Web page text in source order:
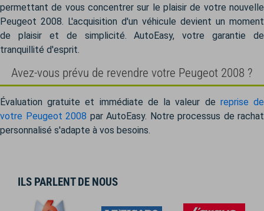
permettant de vous concentrer sur le plaisir de votre nouvelle
Peugeot 2008. L'acquisition d'un véhicule devient un moment
de plaisir et de simplicité. AutoEasy, votre garantie de
tranquillité d'esprit.
Avez-vous prévu de revendre votre Peugeot 2008 ?
Évaluation gratuite et immédiate de la valeur de reprise de
votre Peugeot 2008 par AutoEasy. Notre processus de rachat
personnalisé s'adapte à vos besoins.
ILS PARLENT DE NOUS